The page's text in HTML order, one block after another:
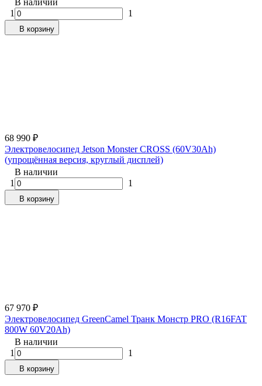
1
1
В корзину
68 990 ₽
Электровелосипед Jetson Monster CROSS (60V30Ah)
(упрощённая версия, круглый дисплей)
В наличии
1
1
В корзину
67 970 ₽
Электровелосипед GreenCamel Транк Монстр PRO (R16FAT
800W 60V20Ah)
В наличии
1
1
В корзину